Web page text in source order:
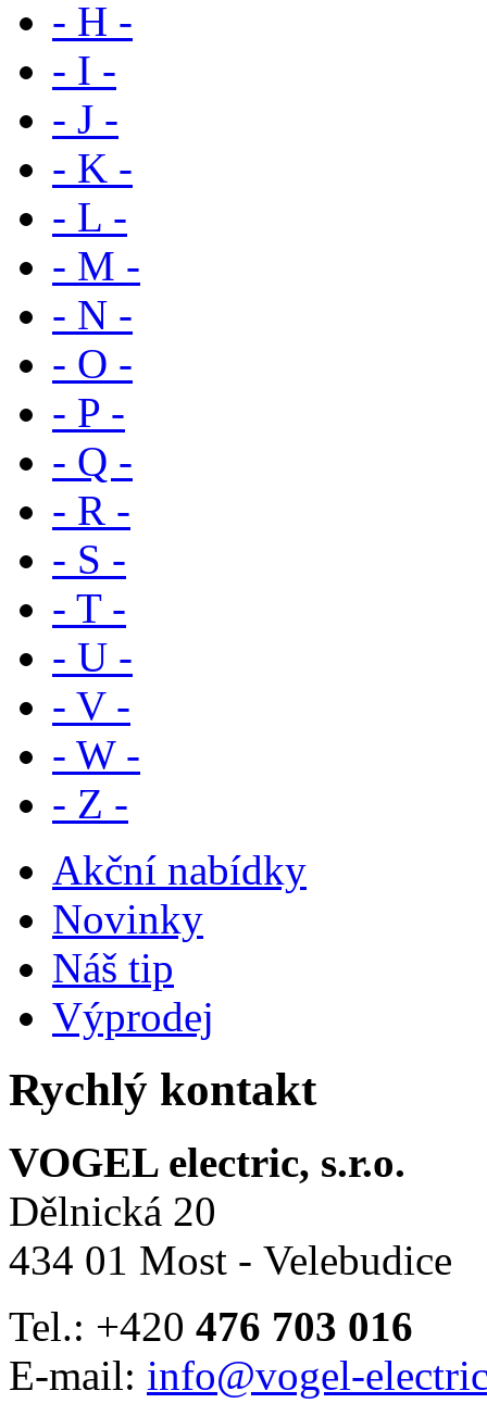
- H -
- I -
- J -
- K -
- L -
- M -
- N -
- O -
- P -
- Q -
- R -
- S -
- T -
- U -
- V -
- W -
- Z -
Akční nabídky
Novinky
Náš tip
Výprodej
Rychlý kontakt
VOGEL electric, s.r.o.
Dělnická 20
434 01 Most - Velebudice
Tel.: +420 476 703 016
E-mail: info@vogel-